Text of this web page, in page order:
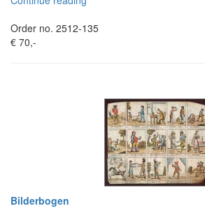
Order no. 2512-135
€ 70,-
Bilderbogen